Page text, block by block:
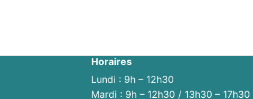
Horaires
Lundi : 9h – 12h30
Mardi : 9h – 12h30 / 13h30 – 17h30